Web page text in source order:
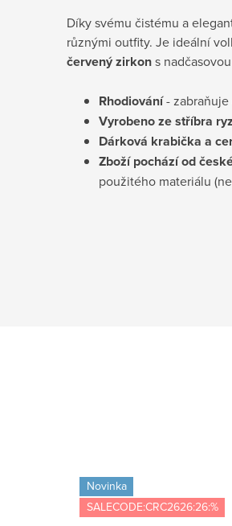
Díky svému čistému a
různými outfity. Je ideální
červený zirkons
Rhodiování- zabraňuje
Vyrobeno ze stříbra
Dárková krabička a
Zboží pochází od
použitého materiálu
Novinka
SALECODE:CRC2626:26:%